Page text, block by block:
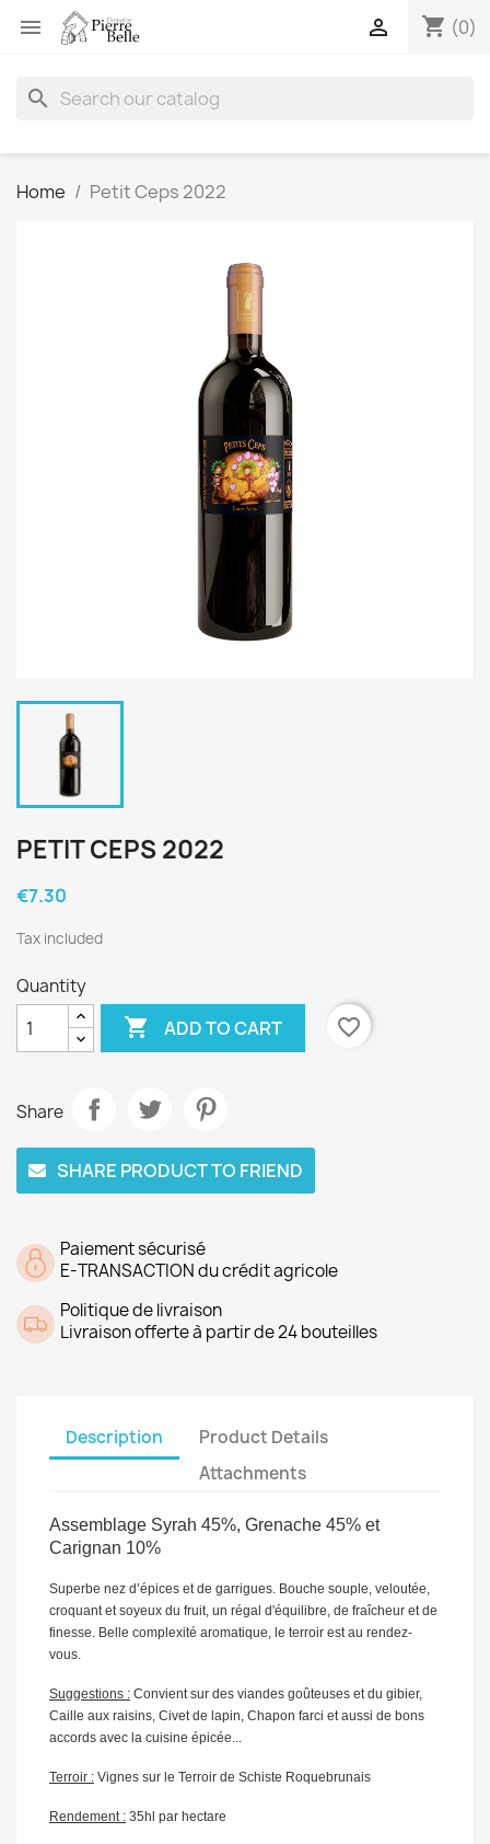
 shopping_cart (0)

search
Home Petit Ceps 2022
PETIT CEPS 2022
€7.30
Tax included
Quantity
 ADD TO CART favorite_border
Share
SHARE PRODUCT TO FRIEND
Paiement sécurisé
E-TRANSACTION du crédit agricole
Politique de livraison
Livraison offerte à partir de 24 bouteilles
Description
Product Details
Attachments
Assemblage Syrah 45%, Grenache 45% et
Carignan 10%
Superbe nez d’épices et de garrigues. Bouche souple, veloutée,
croquant et soyeux du fruit, un régal d'équilibre, de fraîcheur et de
finesse. Belle complexité aromatique, le terroir est au rendez-
vous.
Suggestions : Convient sur des viandes goûteuses et du gibier,
Caille aux raisins, Civet de lapin, Chapon farci et aussi de bons
accords avec la cuisine épicée...
Terroir : Vignes sur le Terroir de Schiste Roquebrunais
Rendement : 35hl par hectare